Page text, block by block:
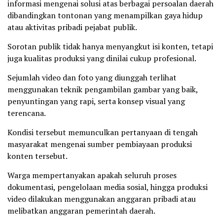
informasi mengenai solusi atas berbagai persoalan daerah
dibandingkan tontonan yang menampilkan gaya hidup
atau aktivitas pribadi pejabat publik.
Sorotan publik tidak hanya menyangkut isi konten, tetapi
juga kualitas produksi yang dinilai cukup profesional.
Sejumlah video dan foto yang diunggah terlihat
menggunakan teknik pengambilan gambar yang baik,
penyuntingan yang rapi, serta konsep visual yang
terencana.
Kondisi tersebut memunculkan pertanyaan di tengah
masyarakat mengenai sumber pembiayaan produksi
konten tersebut.
Warga mempertanyakan apakah seluruh proses
dokumentasi, pengelolaan media sosial, hingga produksi
video dilakukan menggunakan anggaran pribadi atau
melibatkan anggaran pemerintah daerah.